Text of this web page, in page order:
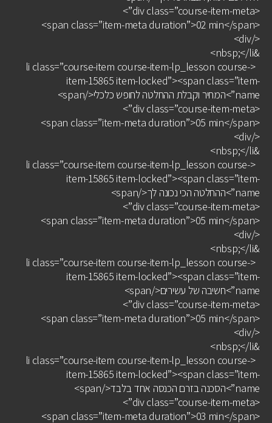
<div class=”course-item-meta”>
<span class=”item-meta duration”>02 min</span>
</div>
&nbsp;</li>
<li class=”course-item course-item-lp_lesson course-
item-15865 item-locked”><span class=”item-
name”>המחיר וקבלת ההחלטה לחופש כלכלי</span>
<div class=”course-item-meta”>
<span class=”item-meta duration”>05 min</span>
</div>
&nbsp;</li>
<li class=”course-item course-item-lp_lesson course-
item-15865 item-locked”><span class=”item-
name”>ההחלטה הכי נכונה לך</span>
<div class=”course-item-meta”>
<span class=”item-meta duration”>05 min</span>
</div>
&nbsp;</li>
<li class=”course-item course-item-lp_lesson course-
item-15865 item-locked”><span class=”item-
name”>חשיבה של עשירים</span>
<div class=”course-item-meta”>
<span class=”item-meta duration”>05 min</span>
</div>
&nbsp;</li>
<li class=”course-item course-item-lp_lesson course-
item-15865 item-locked”><span class=”item-
name”>הסכנה בזרם הכנסה אחד בלבד</span>
<div class=”course-item-meta”>
<span class=”item-meta duration”>03 min</span>